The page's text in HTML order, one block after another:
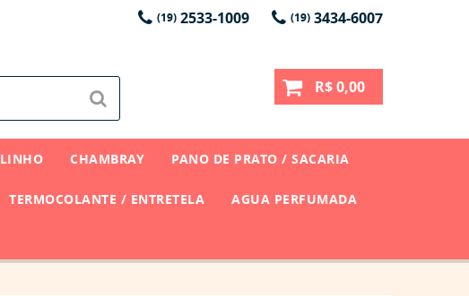
(19)2533-1009 (19)3434-6007
R$ 0,00
LINHO CHAMBRAY PANO DE PRATO / SACARIA
TERMOCOLANTE / ENTRETELA AGUA PERFUMADA